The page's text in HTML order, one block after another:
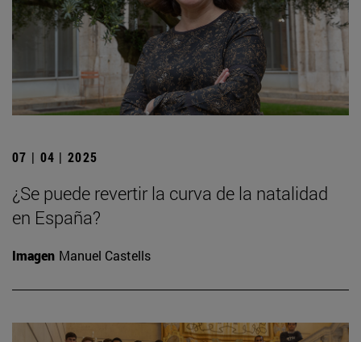
07 | 04 | 2025
¿Se puede revertir la curva de la natalidad
en España?
Imagen Manuel Castells